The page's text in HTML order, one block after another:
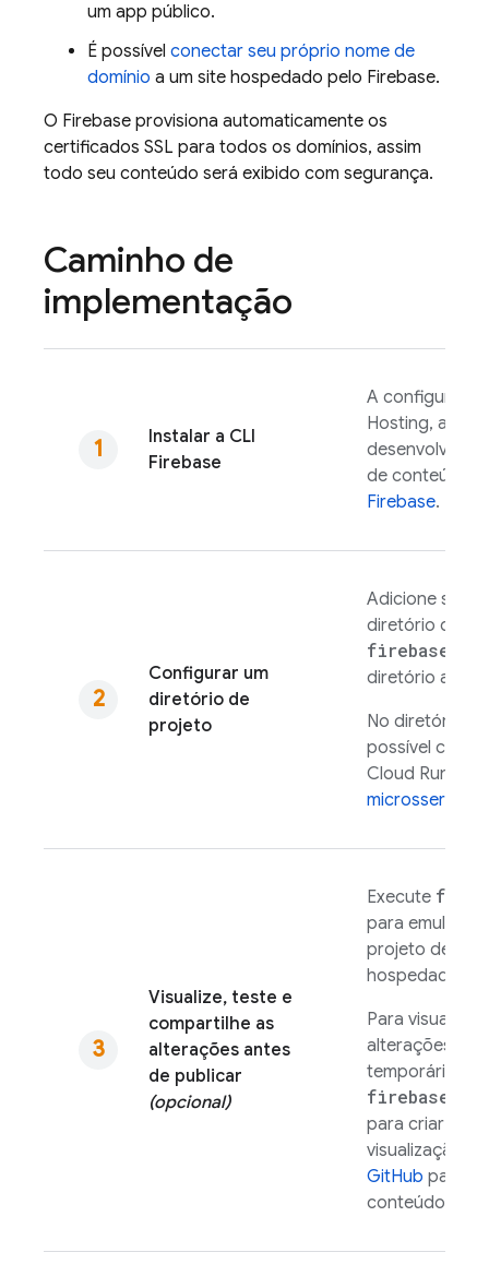
um app público.
É possível conectar seu próprio nome de
domínio a um site hospedado pelo Firebase.
O Firebase provisiona automaticamente os
certificados SSL para todos os domínios, assim
todo seu conteúdo será exibido com segurança.
Caminho de
implementação
Instalar a CLI
Firebase
A
Hosting, a
de conteúdo
Firebase.
Configurar um
diretório de
projeto
Adicione seus
diretório de
firebase
diretório a um
No diretório
possível
Cloud Run
microsserviços
Visualize, teste e
compartilhe as
alterações antes
de publicar
(opcional)
Execute
para emular o
projeto de
hospedado
Para
alterações em
temporário,
firebase
para criar e
visualização.
GitHub para
conteúdo